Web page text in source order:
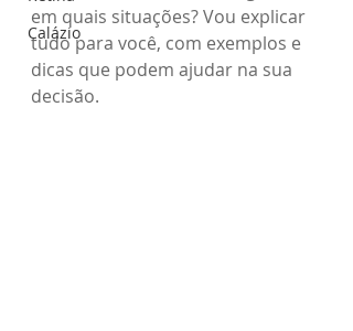
Calázio
em quais situações? Vou explicar
tudo para você, com exemplos e
dicas que podem ajudar na sua
decisão.